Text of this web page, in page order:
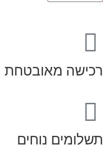
רכישה מאובטחת
תשלומים נוחים